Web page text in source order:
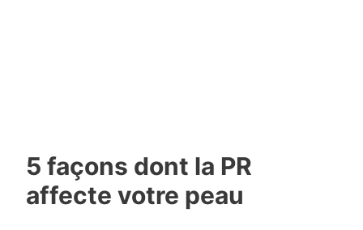
5 façons dont la PR
affecte votre peau